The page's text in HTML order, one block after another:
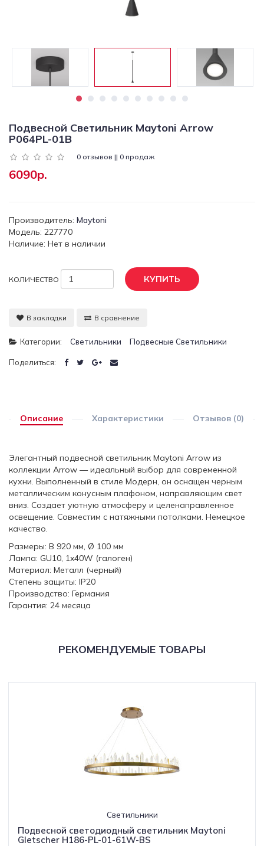
системы
Уличные
Электротовары
Подвесной Светильник Maytoni Arrow
P064PL-01B
0 отзывов || 0 продаж
6090р.
Производитель: Maytoni
Модель: 227770
Наличие: Нет в наличии
КОЛИЧЕСТВО КУПИТЬ
В закладки В сравнение
Категории: Светильники Подвесные Светильники
Поделиться:
Описание Характеристики Отзывов (0)
Элегантный подвесной светильник Maytoni Arrow из
коллекции Arrow — идеальный выбор для современной
кухни. Выполненный в стиле Модерн, он оснащен черным
металлическим конусным плафоном, направляющим свет
вниз. Создает уютную атмосферу и целенаправленное
освещение. Совместим с натяжными потолками. Немецкое
качество.
Размеры: В 920 мм, Ø 100 мм
Лампа: GU10, 1x40W (галоген)
Материал: Металл (черный)
Степень защиты: IP20
Производство: Германия
Гарантия: 24 месяца
РЕКОМЕНДУЕМЫЕ ТОВАРЫ
Светильники
Подвесной светодиодный светильник Maytoni
Gletscher H186-PL-01-61W-BS